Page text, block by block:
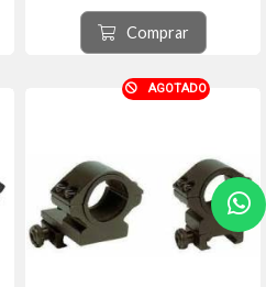
Comprar
AGOTADO